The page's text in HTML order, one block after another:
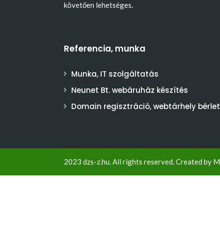
követően lehetséges.
Referencia, munka
Munka, IT szolgáltatás
Neunet Bt. webáruház készítés
Domain regisztráció, webtárhely bérlet
2023 dzs-z.hu. All rights reserved. Created by